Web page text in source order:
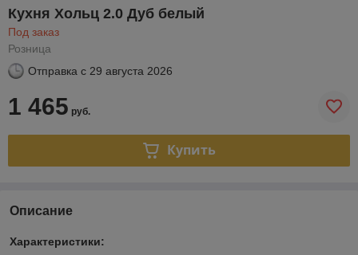
Кухня Хольц 2.0 Дуб белый
Под заказ
Розница
Отправка с 29 августа 2026
1 465 руб.
Купить
Описание
Характеристики: